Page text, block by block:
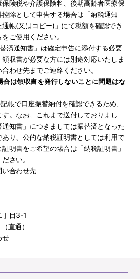
険税や介護保険料、後期高齢者医療保
除として申告する場合は「納税通知
帳(又はコピー)」にて税額を確認でき
ご使用ください。
済通知書」は確定申告に添付する必要
収書が必要な方には別途対応いたしま
わせ先までご連絡ください。
合は領収書を発行しないことに問題はな
帳で口座振替納付を確認できるため、
。なお、これまで送付しておりまし
通知書」につきましては振替済となった
り、公的な納税証明書としては利用で
明書をご希望の場合は「納税証明書」
さい。
い合わせ先
丁目3-1
直通）
せ